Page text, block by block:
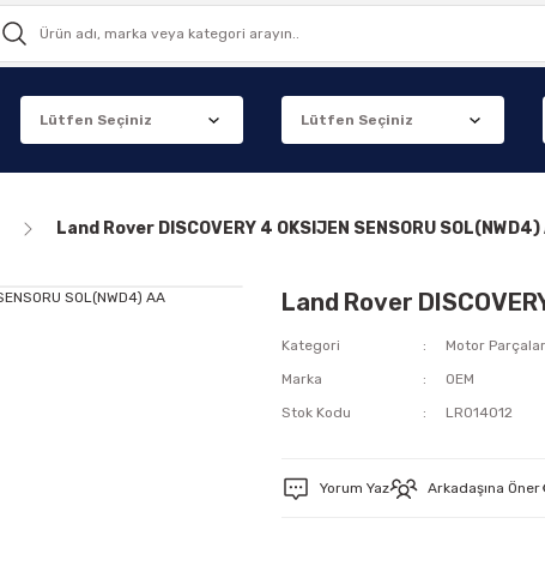
Land Rover DISCOVERY 4 OKSIJEN SENSORU SOL(NWD4)
Land Rover
Kategori
Motor
Marka
OEM
Stok Kodu
LR014012
Yorum Yaz Arkadaşına Öner